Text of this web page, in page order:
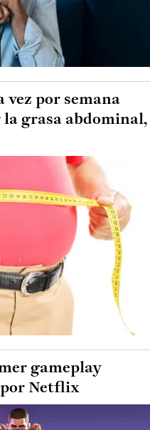
vez por semana
grasa abdominal,
gameplay
por Netflix